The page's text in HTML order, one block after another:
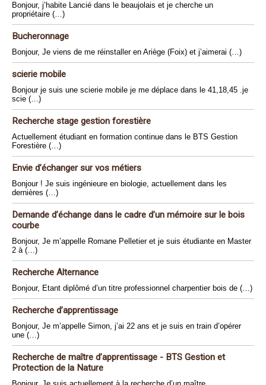
Bonjour, j’habite Lancié dans le beaujolais et je cherche un
propriétaire (…)
Bucheronnage
Bonjour, Je viens de me réinstaller en Ariège (Foix) et j’aimerai (…)
scierie mobile
Bonjour je suis une scierie mobile je me déplace dans le 41,18,45 .je
scie (…)
Recherche stage gestion forestière
Actuellement étudiant en formation continue dans le BTS Gestion
Forestière (…)
Envie d’échanger sur vos métiers
Bonjour ! Je suis ingénieure en biologie, actuellement dans les
dernières (…)
Demande d’échange dans le cadre d’un mémoire sur le bois
courbe
Bonjour, Je m’appelle Romane Pelletier et je suis étudiante en Master
2 à (…)
Recherche Alternance
Bonjour, Etant diplômé d’un titre professionnel charpentier bois de (…)
Recherche d’apprentissage
Bonjour, Je m’appelle Simon, j’ai 22 ans et je suis en train d’opérer
une (…)
Recherche de maître d’apprentissage - BTS Gestion et
Protection de la Nature